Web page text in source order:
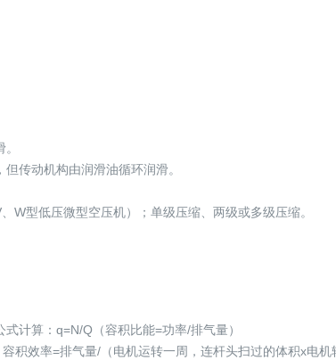
传动机构由润滑油循环润滑。
W型低压微型空压机）；单级压缩、两级或多级压缩。
计算：q=N/Q（容积比能=功率/排气量）
积效率=排气量/（电机运转一周，连杆头扫过的体积x电机